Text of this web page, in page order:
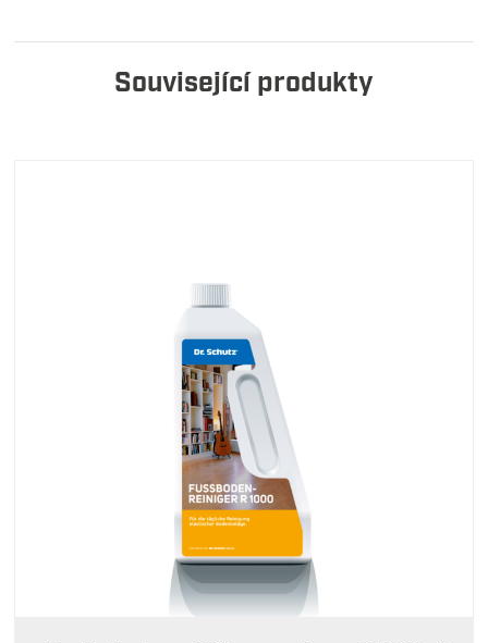
Související produkty